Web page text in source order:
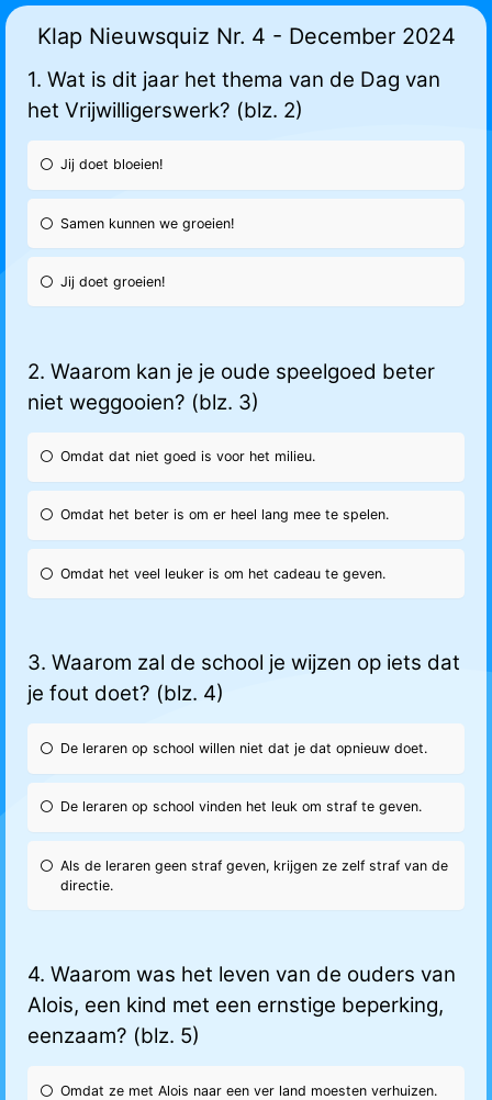
Klap Nieuwsquiz Nr. 4 - December 2024
1. Wat is dit jaar het thema van de Dag van
het Vrijwilligerswerk? (blz. 2)
Jij doet bloeien!
Samen kunnen we groeien!
Jij doet groeien!
2. Waarom kan je je oude speelgoed beter
niet weggooien? (blz. 3)
Omdat dat niet goed is voor het milieu.
Omdat het beter is om er heel lang mee te spelen.
Omdat het veel leuker is om het cadeau te geven.
3. Waarom zal de school je wijzen op iets dat
je fout doet? (blz. 4)
De leraren op school willen niet dat je dat opnieuw doet.
De leraren op school vinden het leuk om straf te geven.
Als de leraren geen straf geven, krijgen ze zelf straf van de
directie.
4. Waarom was het leven van de ouders van
Alois, een kind met een ernstige beperking,
eenzaam? (blz. 5)
Omdat ze met Alois naar een ver land moesten verhuizen.